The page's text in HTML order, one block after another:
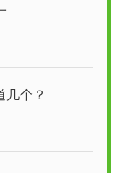
几个？